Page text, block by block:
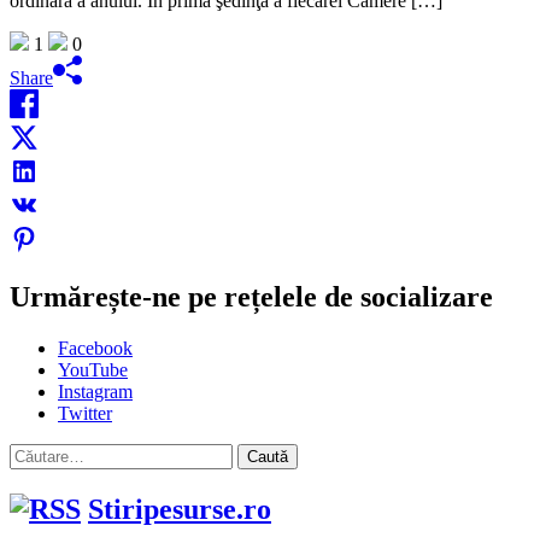
1
0
Share
Urmărește-ne pe rețelele de socializare
Facebook
YouTube
Instagram
Twitter
Caută
după:
Stiripesurse.ro